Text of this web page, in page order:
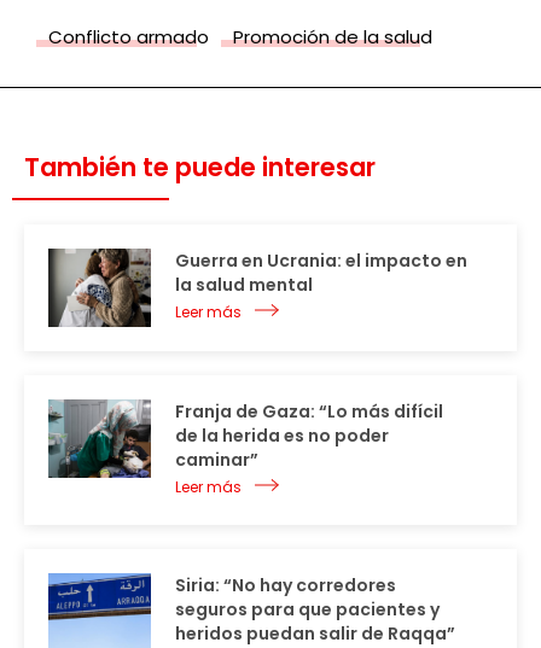
Conflicto armado Promoción de la salud
También te puede interesar
Guerra en Ucrania: el impacto en
la salud mental
Leer más
Franja de Gaza: “Lo más difícil
de la herida es no poder
caminar”
Leer más
Siria: “No hay corredores
seguros para que pacientes y
heridos puedan salir de Raqqa”